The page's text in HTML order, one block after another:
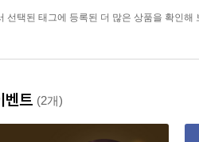
선택된 태그에 등록된 더 많은 상품을 확인해
벤트 (2개)